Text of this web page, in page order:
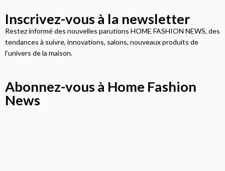
Inscrivez-vous à la newsletter
Restez informé des nouvelles parutions HOME FASHION NEWS, des
tendances à suivre, innovations, salons, nouveaux produits de
l’univers de la maison.
Abonnez-vous à Home Fashion
News